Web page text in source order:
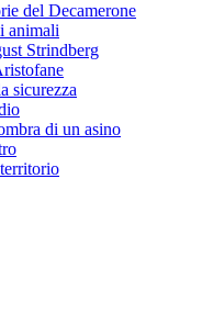
del Decamerone
animali
Strindberg
sicurezza
di un asino